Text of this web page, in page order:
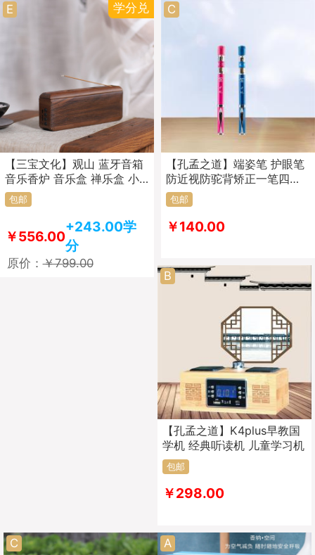
E 学分兑
【三宝文化】观山 蓝牙音箱
音乐香炉 音乐盒 禅乐盒 小
音箱 内置120首原创音乐
包邮
￥556.00
+243.00学
分
原价：￥799.00
C
【孔孟之道】端姿笔 护眼笔
防近视防驼背矫正一笔四用
正姿笔
包邮
￥140.00
B
【孔孟之道】K4plus早教国
学机 经典听读机 儿童学习机
包邮
￥298.00
C A